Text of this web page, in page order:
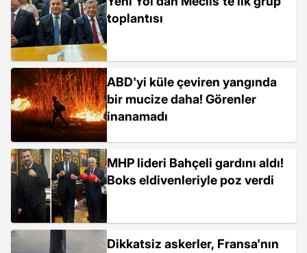
toplantısı
ABD'yi küle çeviren yangında
bir mucize daha! Görenler
inanamadı
MHP lideri Bahçeli gardını aldı!
Boks eldivenleriyle poz verdi
Dikkatsiz askerler, Fransa'nın